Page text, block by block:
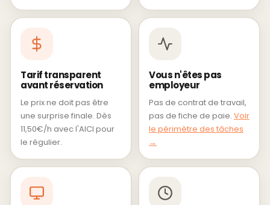
Tarif transparent
avant réservation
Le prix ne doit pas être
une surprise finale. Dès
11,50€/h avec l'AICI pour
le régulier.
Vous n'êtes pas
employeur
Pas de contrat de travail,
pas de fiche de paie. Voir
le périmètre des tâches
→